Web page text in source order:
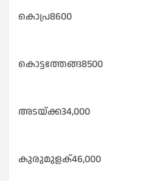
കൊപ്ര8600
കൊട്ടത്തേങ്ങ8500
അടയ്ക്ക34,000
കുരുമുളക്46,000